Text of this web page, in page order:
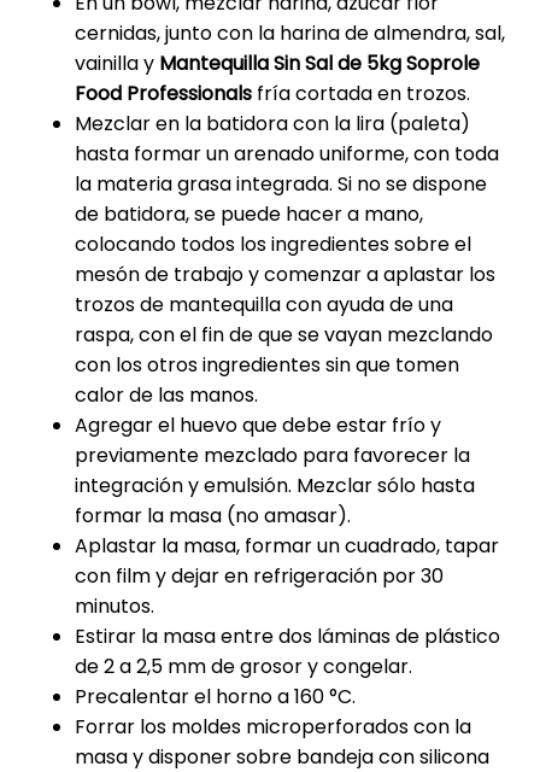
cernidas, junto con la harina de almendra, sal,
vainilla y Mantequilla Sin Sal de 5kg Soprole
Food Professionals fría cortada en trozos.
Mezclar en la batidora con la lira (paleta)
hasta formar un arenado uniforme, con toda
la materia grasa integrada. Si no se dispone
de batidora, se puede hacer a mano,
colocando todos los ingredientes sobre el
mesón de trabajo y comenzar a aplastar los
trozos de mantequilla con ayuda de una
raspa, con el fin de que se vayan mezclando
con los otros ingredientes sin que tomen
calor de las manos.
Agregar el huevo que debe estar frío y
previamente mezclado para favorecer la
integración y emulsión. Mezclar sólo hasta
formar la masa (no amasar).
Aplastar la masa, formar un cuadrado, tapar
con film y dejar en refrigeración por 30
minutos.
Estirar la masa entre dos láminas de plástico
de 2 a 2,5 mm de grosor y congelar.
Precalentar el horno a 160 °C.
Forrar los moldes microperforados con la
masa y disponer sobre bandeja con silicona